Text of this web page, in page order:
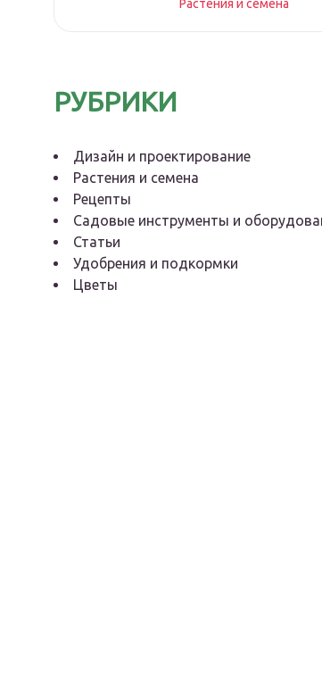
Растения и семена
РУБРИКИ
Дизайн и проектирование
Растения и семена
Рецепты
Садовые инструменты и
Статьи
Удобрения и подкормки
Цветы